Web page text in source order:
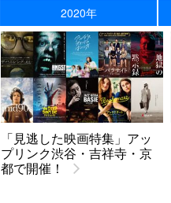
2020年
「見逃した映画特集」アッ
プリンク渋谷・吉祥寺・京
都で開催！